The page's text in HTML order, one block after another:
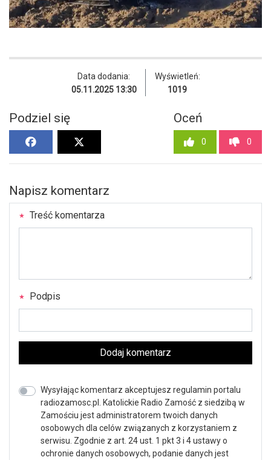
Data dodania:
05.11.2025 13:30
Wyświetleń:
1019
Podziel się Oceń
0 0
Napisz komentarz
Treść komentarza
Podpis
Dodaj komentarz
Wysyłając komentarz akceptujesz regulamin portalu
radiozamosc.pl. Katolickie Radio Zamość z siedzibą w
Zamościu jest administratorem twoich danych
osobowych dla celów związanych z korzystaniem z
serwisu. Zgodnie z art. 24 ust. 1 pkt 3 i 4 ustawy o
ochronie danych osobowych, podanie danych jest